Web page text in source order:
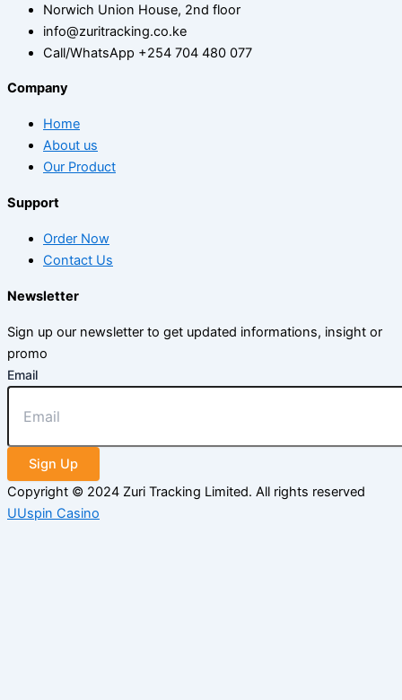
Norwich Union House, 2nd floor
info@zuritracking.co.ke
Call/WhatsApp +254 704 480 077
Company
Home
About us
Our Product
Support
Order Now
Contact Us
Newsletter
Sign up our newsletter to get updated informations, insight or
promo
Email
Sign Up
Copyright © 2024 Zuri Tracking Limited. All rights reserved
UUspin Casino